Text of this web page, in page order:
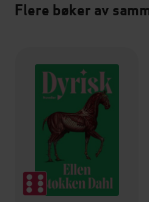
Flere bøker av